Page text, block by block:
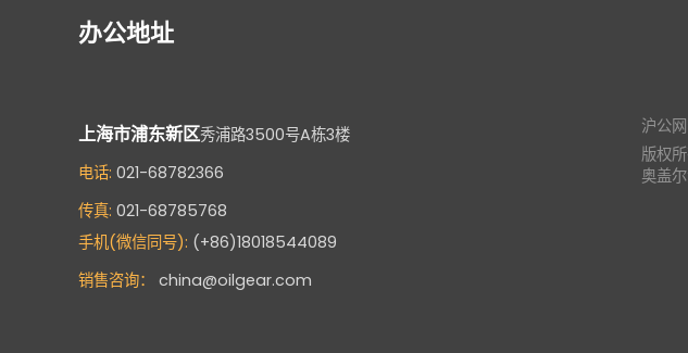
办公地址
上海市浦东新区秀浦路3500号A栋3楼
电话: 021-68782366
传真: 021-68785768
手机(微信同号): (+86)18018544089
销售咨询：
china@oilgear.com
沪公
版权
奥盖